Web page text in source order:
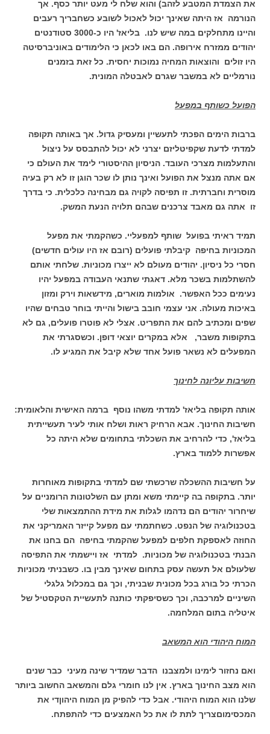
את הצמדת המטבע לזהב) והוא שלח לי מעט יותר כסף. אך
הנורמה אז היתה שאינך יכול לאכול לשובע כשחבריך רעבים
והיינו מתחלקים במה שיש לנו. בליאז' היו כ-3000 סטודנטים
יהודים ממזרח אירופה. הם באו לכאן כי הלימודים באוניברסיטה
היו זולים והוצאות המחיה נמוכות יחסית. כל זאת בזמנים
נורמליים לא במשבר שגרם לאבטלה המונית.
הפועל כשותף במפעל
ברבות הימים הפכתי לתעשיין ומעסיק גדול. אך באותה תקופה
למדתי לדעת שקפיטליזם יצרני לא יכול להתבסס על ניצול
והתעלמות מצרכי העובד. הניסיון ההיסטורי לימד את העולם כי
אם אתה מנצל את הפועל ואינך נותן לו שכר הוגן זו לא רק בעיה
מוסרית וחברתית. זו תפיסה לקויה גם מבחינה כלכלית. כי בדרך
זו אתה גם מאבד צרכנים שבהם תלויה הנעת המשק.
תמיד ראיתי בפועל שותף למפעליי. כשהקמתי את מפעל
המכוניות בחיפה קיבלתי פועלים (רובם אז היו עולים חדשים)
חסרי כל ניסיון. יהודים מעולם לא ייצרו מכוניות. שלחתי אותם
להשתלמות בשכר מלא. דאגתי שתנאי העבודה במפעל יהיו
נעימים ככל האפשר. אולמות מוארים, מידשאות וירק ומזון
באיכות מעולה. אני עצמי חובב בישול והייתי בוחר טבחים שהיו
שפים ומכתיב להם את התפריט. אצלי לא פוטרו פועלים, גם לא
בתקופות משבר, אלא במקרים יוצאי דופן. וכשסגרתי את
המפעלים לא נשאר פועל אחד שלא קיבל את המגיע לו.
חשיבות עליונה לחינוך
אותה תקופה בליאז' למדתי משהו נוסף ברמה האישית והלאומית:
חשיבות החינוך. אבא הרחיק ראות ושלח אותי לעיר תעשייתית
בליאז', כדי להרחיב את השכלתי בתחומים שלא היתה כל
אפשרות ללמוד בארץ.
על חשיבות ההשכלה שרכשתי שם למדתי בתקופות מאוחרות
יותר. בתקופה בה קיימתי משא ומתן עם השלטונות הרומניים על
שיחרור יהודים הם נדהמו לגלות את מידת ההתמצאות שלי
בטכנולוגיה של הנפט. כשחתמתי עם מפעל קייזר האמריקני את
החוזה לאספקת חלפים למפעל שהקמתי בחיפה הם בחנו את
הבנתי בטכנולוגיה של מכוניות. למדתי אז ויישמתי את התפיסה
שלעולם אל תעשה עסק בתחום שאינך מבין בו. כשבניתי מכוניות
הכרתי כל בורג בכל מכונית שבניתי, וכך גם במכלול גלגלי
השיניים למרכבה, וכך כשסיפקתי כותנה לתעשיית הטקסטיל של
איטליה בתום המלחמה.
המוח היהודי הוא המשאב
ואם נחזור לימינו ולמצבנו הדבר שמדיר שינה מעיני כבר שנים
הוא מצב החינוך בארץ. אין לנו חומרי גלם והמשאב החשוב ביותר
שלנו הוא המוח היהודי. אבל כדי להפיק מן המוח היהוןדי את
המכסימוםצריך לתת לו את כל האמצעים כדי להתפתח.